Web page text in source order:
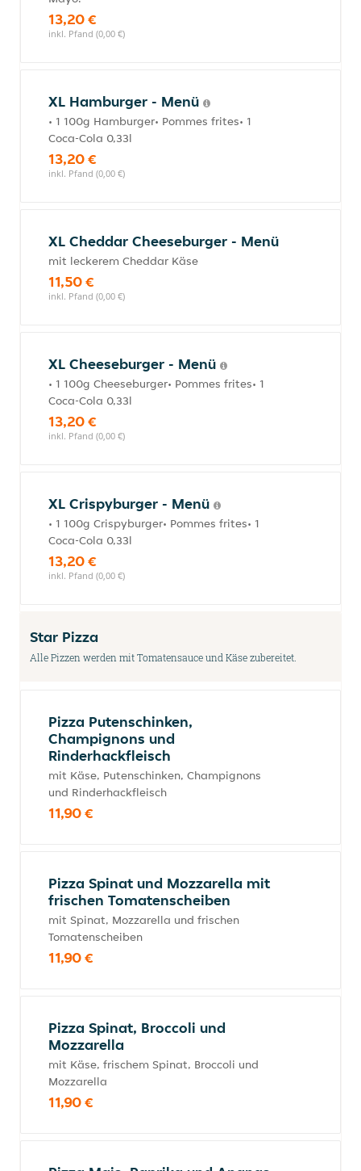
13,20 €
inkl. Pfand (0,00 €)
XL Hamburger - Menü
• 1 100g Hamburger• Pommes frites• 1
Coca-Cola 0,33l
13,20 €
inkl. Pfand (0,00 €)
XL Cheddar Cheeseburger - Menü
mit leckerem Cheddar Käse
11,50 €
inkl. Pfand (0,00 €)
XL Cheeseburger - Menü
• 1 100g Cheeseburger• Pommes frites• 1
Coca-Cola 0,33l
13,20 €
inkl. Pfand (0,00 €)
XL Crispyburger - Menü
• 1 100g Crispyburger• Pommes frites• 1
Coca-Cola 0,33l
13,20 €
inkl. Pfand (0,00 €)
Star Pizza
Alle Pizzen werden mit Tomatensauce und Käse zubereitet.
Pizza Putenschinken,
Champignons und
Rinderhackfleisch
mit Käse, Putenschinken, Champignons
und Rinderhackfleisch
11,90 €
Pizza Spinat und Mozzarella mit
frischen Tomatenscheiben
mit Spinat, Mozzarella und frischen
Tomatenscheiben
11,90 €
Pizza Spinat, Broccoli und
Mozzarella
mit Käse, frischem Spinat, Broccoli und
Mozzarella
11,90 €